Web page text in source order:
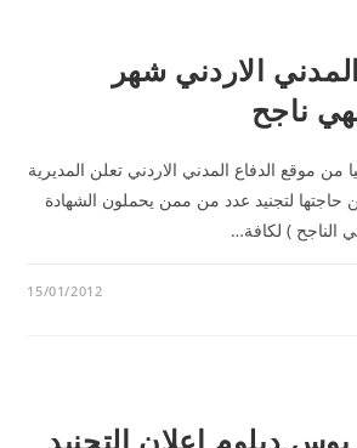
الاردني شهر
من موقع الدفاع المدني الاردني تعلن المديرية
حاجتها لتجنيد عدد من ممن يحملون الشهادة
الناجح ) لكافة…
15/01/2012